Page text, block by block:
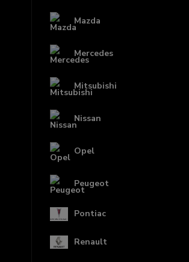
Mazda
Mercedes
Mitsubishi
Nissan
Opel
Peugeot
Pontiac
Renault